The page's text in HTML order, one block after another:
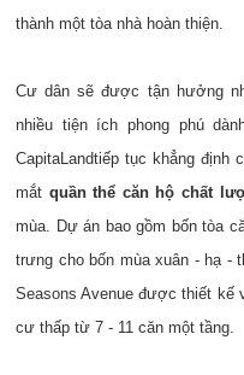
thành một tòa nhà hoàn thiện.
Cư dân sẽ được tận hưởng
nhiều tiện ích phong phú
CapitaLandtiếp tục khẳng
mắt quần thể căn hộ chất
mùa. Dự án bao gồm bốn tòa
trưng cho bốn mùa xuân - hạ -
Seasons Avenue được thiết kế
cư thấp từ 7 - 11 căn một tầng.